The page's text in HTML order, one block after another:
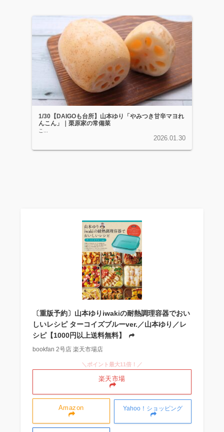
1/30【DAIGOも台所】山本ゆり「やみつき甘辛マヨれ
んこん」｜栗原家の常備菜
こ...
2026.01.30
〔重版予約〕山本ゆりiwakiの耐熱調理容器でおい
しいレシピ ターコイズブルーver.／山本ゆり／レ
シピ【1000円以上送料無料】
bookfan 2号店 楽天市場店
Amazon
＼ポイント最大11倍！／
楽天市場
Yahoo！ショッピング